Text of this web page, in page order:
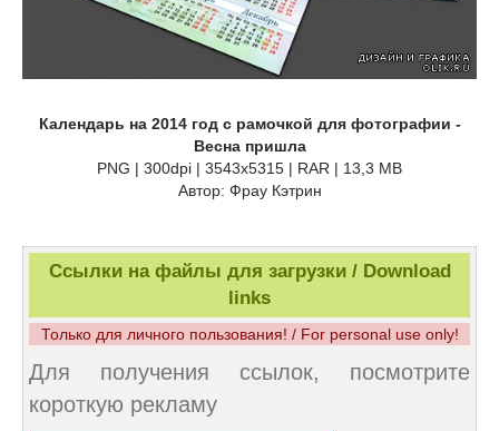
Календарь на 2014 год с рамочкой для фотографии -
Весна пришла
PNG | 300dpi | 3543x5315 | RAR | 13,3 MB
Автор: Фрау Кэтрин
Ссылки на файлы для загрузки / Download
links
Только для личного пользования! / For personal use only!
Для получения ссылок, посмотрите
короткую рекламу